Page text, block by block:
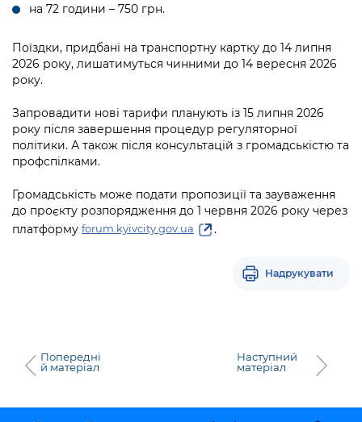
на 72 години – 750 грн.
Поїздки, придбані на транспортну картку до 14 липня
2026 року, лишатимуться чинними до 14 вересня 2026
року.
Запровадити нові тарифи планують із 15 липня 2026
року після завершення процедур регуляторної
політики. А також після консультацій з громадськістю та
профспілками.
Громадськість може подати пропозиції та зауваження
до проєкту розпорядження до 1 червня 2026 року через
платформу forum.kyivcity.gov.ua .
Надрукувати
Попередні
й матеріал
Наступний
матеріал